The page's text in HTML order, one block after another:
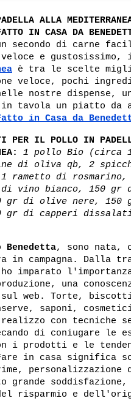
ALLA
IN CASA DA
secondo di carne
e gustosissimo,
è tra le scelte
veloce, pochi
nostre dispense,
in tavola un piatto da
in Casa da
PER IL POLLO IN
1 pollo Bio (circa
di oliva qb, 2
rametto di rosmarino,
vino bianco, 150 gr
gr di olive nere, 150
gr di capperi
Benedetta, sono nata,
in campagna. Dalla
imparato
una
sul web. Torte,
saponi,
con tecniche
di coniugare le
i prodotti e le
in casa significa
grande
risparmio e